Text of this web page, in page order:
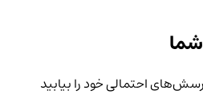
احتمالی خود را بیابید